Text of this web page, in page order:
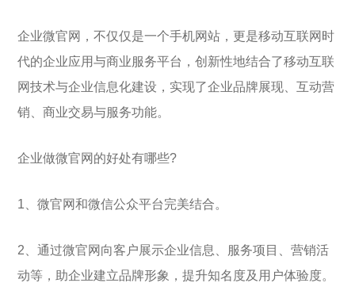
企业微官网，不仅仅是一个手机网站，更是移动互联网时
代的企业应用与商业服务平台，创新性地结合了移动互联
网技术与企业信息化建设，实现了企业品牌展现、互动营
销、商业交易与服务功能。
企业做微官网的好处有哪些?
1、微官网和微信公众平台完美结合。
2、通过微官网向客户展示企业信息、服务项目、营销活
动等，助企业建立品牌形象，提升知名度及用户体验度。